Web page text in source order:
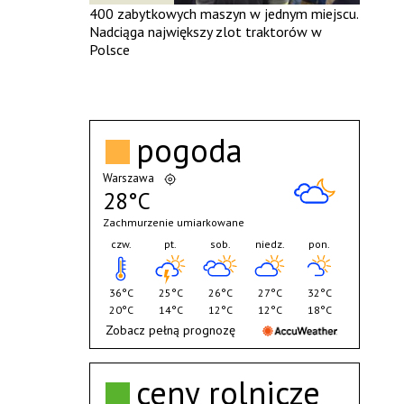
400 zabytkowych maszyn w jednym miejscu.
Nadciąga największy zlot traktorów w
Polsce
ceny rolnicze
pogoda
Warszawa
28°C
Zachmurzenie umiarkowane
czw.
36°C
20°C
pt.
25°C
14°C
sob.
26°C
12°C
niedz.
27°C
12°C
pon.
32°C
18°C
Zobacz pełną prognozę